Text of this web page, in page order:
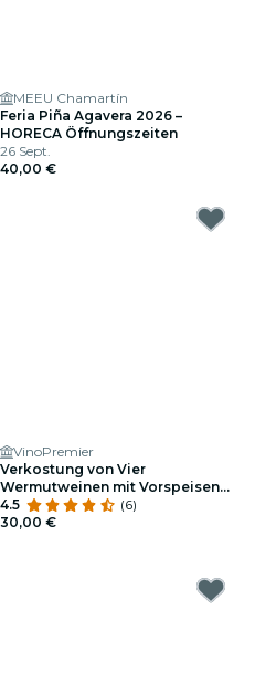
MEEU Chamartín
Feria Piña Agavera 2026 –
HORECA Öffnungszeiten
26 Sept.
40,00 €
VinoPremier
Verkostung von Vier
Wermutweinen mit Vorspeisen
Im VinoPremier
4.5
(6)
30,00 €